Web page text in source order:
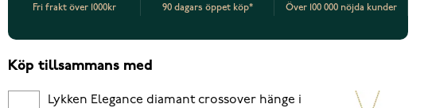
Fri frakt över 1000kr 90 dagars öppet köp* Över 100 000 nöjda kunder
Köp tillsammans med
Lykken Elegance diamant crossover hänge i